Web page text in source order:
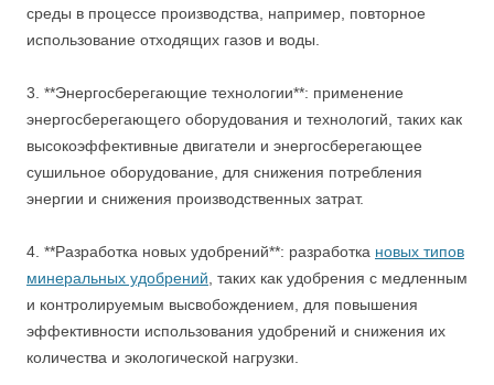
среды в процессе производства, например, повторное
использование отходящих газов и воды.
3. **Энергосберегающие технологии**: применение
энергосберегающего оборудования и технологий, таких как
высокоэффективные двигатели и энергосберегающее
сушильное оборудование, для снижения потребления
энергии и снижения производственных затрат.
4. **Разработка новых удобрений**: разработка новых типов
минеральных удобрений , таких как удобрения с медленным
и контролируемым высвобождением, для повышения
эффективности использования удобрений и снижения их
количества и экологической нагрузки.